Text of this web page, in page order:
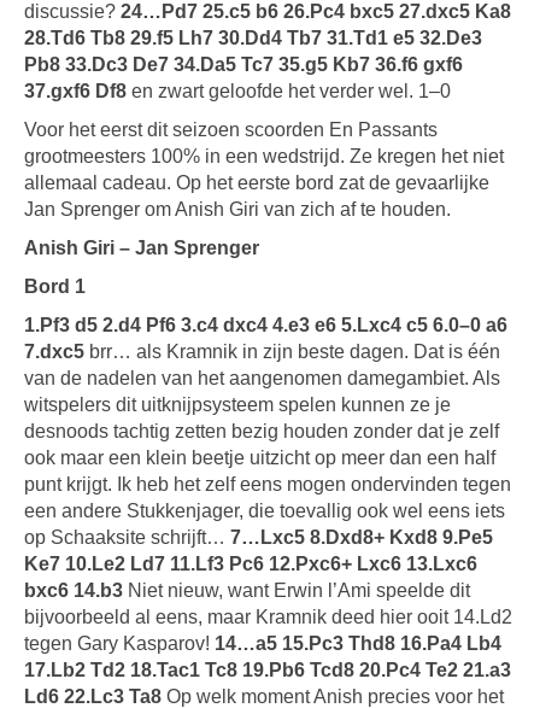
discussie? 24…Pd7 25.c5 b6 26.Pc4 bxc5 27.dxc5 Ka8
28.Td6 Tb8 29.f5 Lh7 30.Dd4 Tb7 31.Td1 e5 32.De3
Pb8 33.Dc3 De7 34.Da5 Tc7 35.g5 Kb7 36.f6 gxf6
37.gxf6 Df8 en zwart geloofde het verder wel. 1–0
Voor het eerst dit seizoen scoorden En Passants
grootmeesters 100% in een wedstrijd. Ze kregen het niet
allemaal cadeau. Op het eerste bord zat de gevaarlijke
Jan Sprenger om Anish Giri van zich af te houden.
Anish Giri – Jan Sprenger
Bord 1
1.Pf3 d5 2.d4 Pf6 3.c4 dxc4 4.e3 e6 5.Lxc4 c5 6.0–0 a6
7.dxc5 brr… als Kramnik in zijn beste dagen. Dat is één
van de nadelen van het aangenomen damegambiet. Als
witspelers dit uitknijpsysteem spelen kunnen ze je
desnoods tachtig zetten bezig houden zonder dat je zelf
ook maar een klein beetje uitzicht op meer dan een half
punt krijgt. Ik heb het zelf eens mogen ondervinden tegen
een andere Stukkenjager, die toevallig ook wel eens iets
op Schaaksite schrijft… 7…Lxc5 8.Dxd8+ Kxd8 9.Pe5
Ke7 10.Le2 Ld7 11.Lf3 Pc6 12.Pxc6+ Lxc6 13.Lxc6
bxc6 14.b3 Niet nieuw, want Erwin l’Ami speelde dit
bijvoorbeeld al eens, maar Kramnik deed hier ooit 14.Ld2
tegen Gary Kasparov! 14…a5 15.Pc3 Thd8 16.Pa4 Lb4
17.Lb2 Td2 18.Tac1 Tc8 19.Pb6 Tcd8 20.Pc4 Te2 21.a3
Ld6 22.Lc3 Ta8 Op welk moment Anish precies voor het